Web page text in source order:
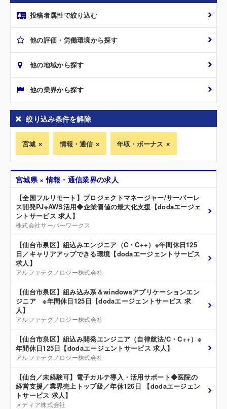
投稿者属性で絞り込む
他の評価・労働環境から探す
他の地域から探す
他の業界から探す
絞り込み条件を解除
宮城 情報・通信 年収・ボーナス
宮城県 × 情報・通信業界の求人
【全国フルリモート】プロジェクトマネージャー/サーバーレ
ス開発PJ※AWS活用◆企業価値の最大化支援【dodaエージェ
ントサービス 求人】
株式会社サーバーワークス
【仙台市泉区】組込みエンジニア（C・C++）※年間休日125
日／キャリアアップできる環境【dodaエージェントサービス
求人】
アルファテクノロジー株式会社
【仙台市泉区】組み込み系＆windowsアプリケーションエン
ジニア ※年間休日125日【dodaエージェントサービス 求
人】
アルファテクノロジー株式会社
【仙台市泉区】組込み開発エンジニア（自律航法/C・C++）※
年間休日125日【dodaエージェントサービス 求人】
アルファテクノロジー株式会社
【仙台／未経験可】電子カルテ導入・活用サポート◆医院の
経営支援／業界売上トップ級／年休126日 【dodaエージェン
トサービス 求人】
メディア株式会社